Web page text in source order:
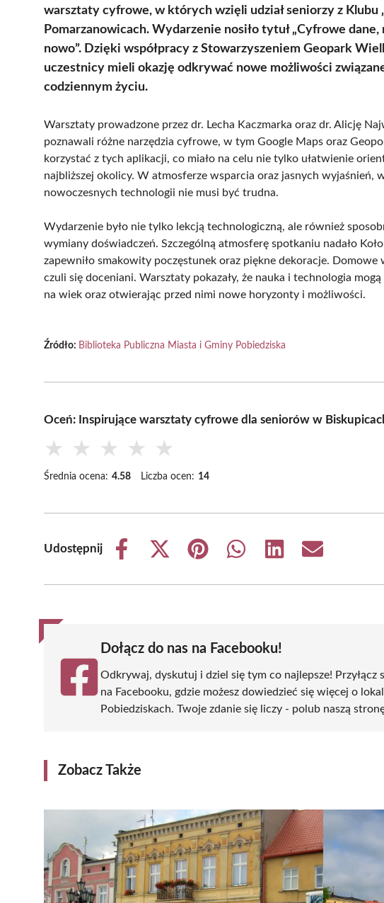
warsztaty cyfrowe, w których wzięli udział seniorzy z Klubu
Pomarzanowicach. Wydarzenie nosiło tytuł „Cyfrowe
nowo”. Dzięki współpracy z Stowarzyszeniem Geopark
uczestnicy mieli okazję odkrywać nowe możliwości
codziennym życiu.
Warsztaty prowadzone przez dr. Lecha Kaczmarka oraz dr. Alicję
poznawali różne narzędzia cyfrowe, w tym Google Maps oraz
korzystać z tych aplikacji, co miało na celu nie tylko ułatwienie
najbliższej okolicy. W atmosferze wsparcia oraz jasnych wyjaśnień,
nowoczesnych technologii nie musi być trudna.
Wydarzenie było nie tylko lekcją technologiczną, ale również
wymiany doświadczeń. Szczególną atmosferę spotkaniu nadało
zapewniło smakowity poczęstunek oraz piękne dekoracje. Domowe
czuli się doceniani. Warsztaty pokazały, że nauka i technologia
na wiek oraz otwierając przed nimi nowe horyzonty i możliwości.
Źródło: Biblioteka Publiczna Miasta i Gminy Pobiedziska
Oceń: Inspirujące warsztaty cyfrowe dla seniorów w
★ ★ ★ ★ ★
Średnia ocena: 4.58 Liczba ocen: 14
Udostępnij
Share
Share
(Twitter)
Share
Share
Share
Share
Dołącz do nas na Facebooku!
Odkrywaj, dyskutuj i dziel się tym co najlepsze! Przyłącz
na Facebooku, gdzie możesz dowiedzieć się więcej o
Pobiedziskach. Twoje zdanie się liczy - polub naszą
Zobacz Także